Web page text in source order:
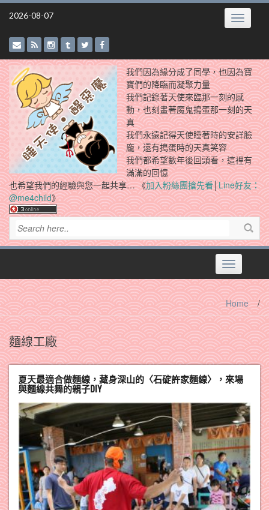
Skip
2026-08-07 Toggle
我們因為緣分成了同學，也因為寶
寶們的降臨而凝聚力量
我們記錄著天使來臨那一刻的感
動，也刻畫著魔鬼搗蛋那一刻的天
真
我們永遠記得天使睡著時的安詳臉
龐，還有搗蛋時的天真笑容
我們都希望數年後回頭看，這裡有
滿滿的回憶
也希望我們的經驗與您一起共享… 《加入粉絲團搶先看│Line好友：
@me4child》
Toggle
navigation
Home /
麵線工廠
夏天最適合做麵線，藏身深山的〈石碇許家麵線〉，來場
與麵線共舞的親子DIY